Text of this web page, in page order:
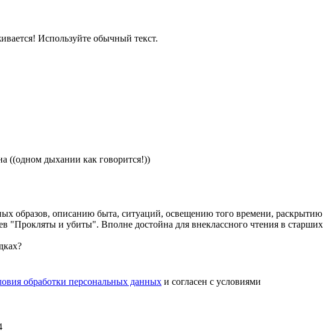
Используйте обычный текст.
((одном дыхании как говорится!))
образов, описанию быта, ситуаций, освещению того времени,
и убиты". Вполне достойна для внеклассного чтения в
обработки персональных данных и согласен с условиями